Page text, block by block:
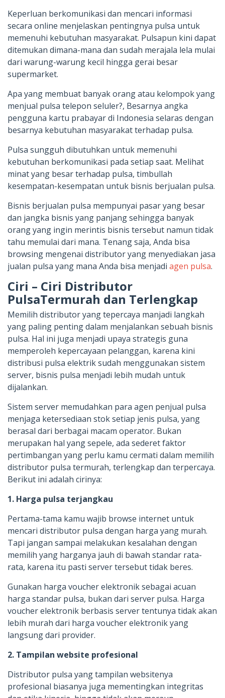
Keperluan berkomunikasi dan mencari informasi
secara online menjelaskan pentingnya pulsa untuk
memenuhi kebutuhan masyarakat. Pulsapun kini dapat
ditemukan dimana-mana dan sudah merajala lela mulai
dari warung-warung kecil hingga gerai besar
supermarket.
Apa yang membuat banyak orang atau kelompok yang
menjual pulsa telepon seluler?, Besarnya angka
pengguna kartu prabayar di Indonesia selaras dengan
besarnya kebutuhan masyarakat terhadap pulsa.
Pulsa sungguh dibutuhkan untuk memenuhi
kebutuhan berkomunikasi pada setiap saat. Melihat
minat yang besar terhadap pulsa, timbullah
kesempatan-kesempatan untuk bisnis berjualan pulsa.
Bisnis berjualan pulsa mempunyai pasar yang besar
dan jangka bisnis yang panjang sehingga banyak
orang yang ingin merintis bisnis tersebut namun tidak
tahu memulai dari mana. Tenang saja, Anda bisa
browsing mengenai distributor yang menyediakan jasa
jualan pulsa yang mana Anda bisa menjadi agen pulsa.
Ciri – Ciri Distributor
PulsaTermurah dan Terlengkap
Memilih distributor yang tepercaya manjadi langkah
yang paling penting dalam menjalankan sebuah bisnis
pulsa. Hal ini juga menjadi upaya strategis guna
memperoleh kepercayaan pelanggan, karena kini
distribusi pulsa elektrik sudah menggunakan sistem
server, bisnis pulsa menjadi lebih mudah untuk
dijalankan.
Sistem server memudahkan para agen penjual pulsa
menjaga ketersediaan stok setiap jenis pulsa, yang
berasal dari berbagai macam operator. Bukan
merupakan hal yang sepele, ada sederet faktor
pertimbangan yang perlu kamu cermati dalam memilih
distributor pulsa termurah, terlengkap dan terpercaya.
Berikut ini adalah cirinya:
1. Harga pulsa terjangkau
Pertama-tama kamu wajib browse internet untuk
mencari distributor pulsa dengan harga yang murah.
Tapi jangan sampai melakukan kesalahan dengan
memilih yang harganya jauh di bawah standar rata-
rata, karena itu pasti server tersebut tidak beres.
Gunakan harga voucher elektronik sebagai acuan
harga standar pulsa, bukan dari server pulsa. Harga
voucher elektronik berbasis server tentunya tidak akan
lebih murah dari harga voucher elektronik yang
langsung dari provider.
2. Tampilan website profesional
Distributor pulsa yang tampilan websitenya
profesional biasanya juga mementingkan integritas